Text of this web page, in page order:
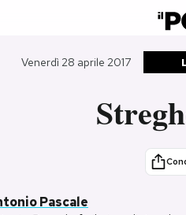
Venerdì 28 aprile 2017
Pascale